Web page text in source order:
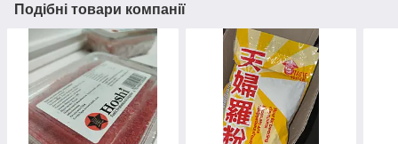
Подібні товари компанії